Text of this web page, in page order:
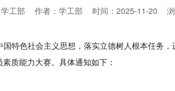
工部 作者：学工部 时间：2025-11-20
特色社会主义思想，落实立德树人根本任务
质能力大赛。具体通知如下：